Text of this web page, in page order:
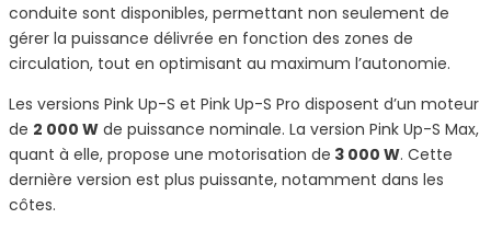
conduite sont disponibles, permettant non seulement de
gérer la puissance délivrée en fonction des zones de
circulation, tout en optimisant au maximum l’autonomie.
Les versions Pink Up-S et Pink Up-S Pro disposent d’un moteur
de 2 000 W de puissance nominale. La version Pink Up-S Max,
quant à elle, propose une motorisation de 3 000 W. Cette
dernière version est plus puissante, notamment dans les
côtes.